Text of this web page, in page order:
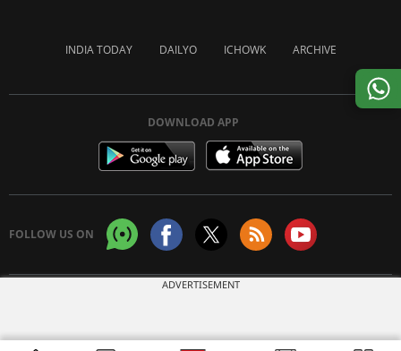
INDIA TODAY DAILYO ICHOWK ARCHIVE
DOWNLOAD APP
FOLLOW US ON
ADVERTISEMENT